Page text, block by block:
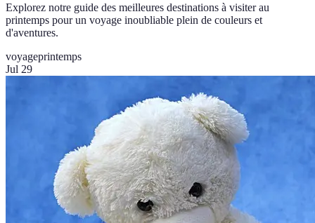
Explorez notre guide des meilleures destinations à visiter au
printemps pour un voyage inoubliable plein de couleurs et
d'aventures.
voyageprintemps
Jul 29